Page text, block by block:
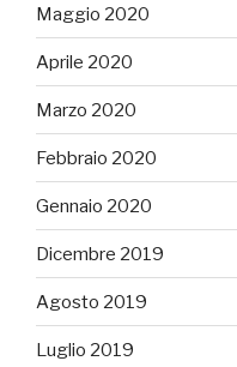
Maggio 2020
Aprile 2020
Marzo 2020
Febbraio 2020
Gennaio 2020
Dicembre 2019
Agosto 2019
Luglio 2019